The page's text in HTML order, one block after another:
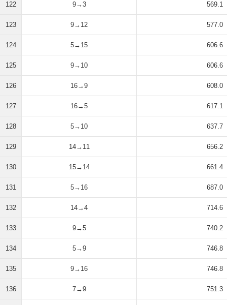
122 9→3 569.1
123 9→12 577.0
124 5→15 606.6
125 9→10 606.6
126 16→9 608.0
127 16→5 617.1
128 5→10 637.7
129 14→11 656.2
130 15→14 661.4
131 5→16 687.0
132 14→4 714.6
133 9→5 740.2
134 5→9 746.8
135 9→16 746.8
136 7→9 751.3